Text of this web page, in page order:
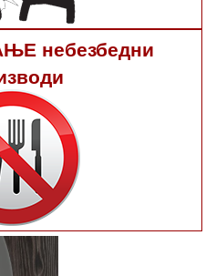
небезбедни